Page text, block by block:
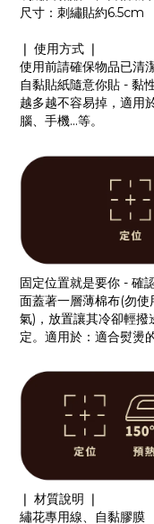
尺寸：刺繡貼約6.5cm
❘ 使用方式 ❘
使用前請確保物品已清
自黏貼紙隨意你貼 - 黏
越多越不容易掉，適用
腦、手機...等。
固定位置就是要你 - 確
面蓋著一層薄棉布(勿
氣)，放置讓其冷卻輕
定。適用於：適合熨燙
❘ 材質說明 ❘
繡花專用線、自黏膠膜